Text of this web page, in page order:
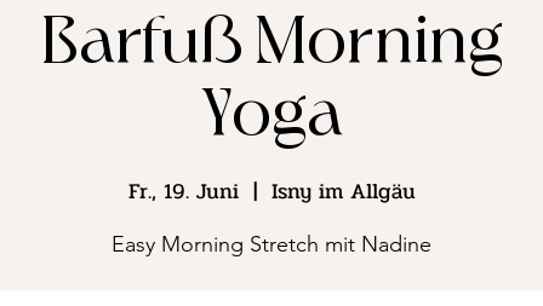
Barfuß Morning
Yoga
Fr., 19. Juni
  |
Isny im Allgäu
Easy Morning Stretch mit Nadine